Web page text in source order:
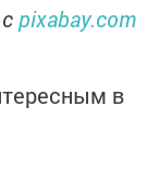
pixabay.com
в